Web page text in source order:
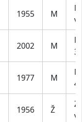
1955 M
2002 M
1977 M
1956 Ž